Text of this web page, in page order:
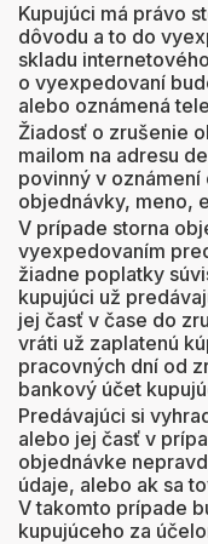
Kupujúci má právo
dôvodu a to do
skladu
o vyexpedovaní
alebo oznámená
Žiadosť o zrušenie
mailom na adresu
povinný v
objednávky, meno,
V prípade storna
vyexpedovaním
žiadne poplatky
kupujúci už
jej časť v čase do
vráti už zaplatenú
pracovných dní od
bankový účet
Predávajúci si
alebo jej časť v
objednávke
údaje, alebo ak sa
V takomto prípade
kupujúceho za